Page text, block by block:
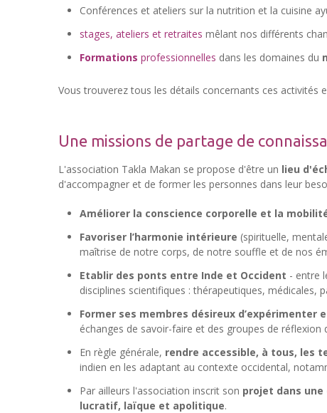
Conférences et ateliers sur la nutrition et la cuisine
stages, ateliers et retraites mêlant nos différents
Formations professionnelles dans les domaines du
Vous trouverez tous les détails concernants ces activités
Une missions de partage de
L'association Takla Makan se propose d'être un lieu
d'accompagner et de former les personnes dans leur
Améliorer la conscience corporelle et la
Favoriser l’harmonie intérieure (spirituelle,
maîtrise de notre corps, de notre souffle et de nos
Etablir des ponts entre Inde et Occident - entre
disciplines scientifiques : thérapeutiques,
Former ses membres désireux
échanges de savoir-faire et des groupes de réflexion
En règle générale, rendre accessible, à tous, les
indien en les adaptant au contexte occidental,
Par ailleurs l'association inscrit son projet dans
lucratif, laïque et apolitique.